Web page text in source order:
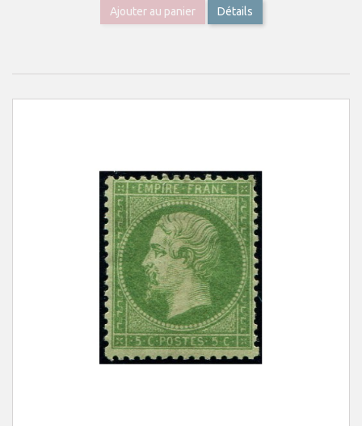
Ajouter au panier Détails